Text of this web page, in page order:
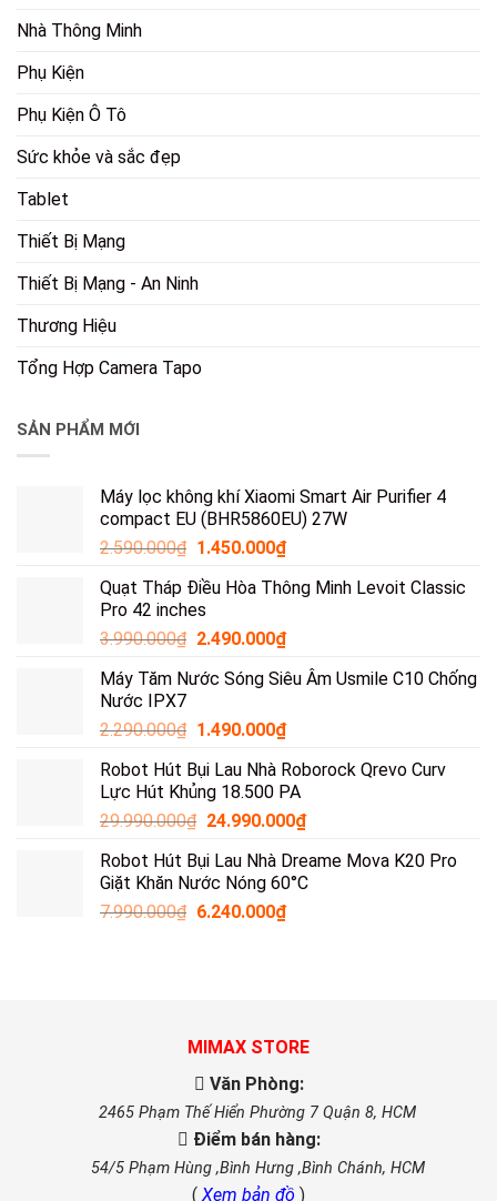
Nhà Thông Minh
Phụ Kiện
Phụ Kiện Ô Tô
Sức khỏe và sắc đẹp
Tablet
Thiết Bị Mạng
Thiết Bị Mạng - An Ninh
Thương Hiệu
Tổng Hợp Camera Tapo
SẢN PHẨM MỚI
Máy lọc không khí Xiaomi Smart Air Purifier 4
compact EU (BHR5860EU) 27W
2.590.000₫ 1.450.000₫
Quạt Tháp Điều Hòa Thông Minh Levoit Classic
Pro 42 inches
3.990.000₫ 2.490.000₫
Máy Tăm Nước Sóng Siêu Âm Usmile C10 Chống
Nước IPX7
2.290.000₫ 1.490.000₫
Robot Hút Bụi Lau Nhà Roborock Qrevo Curv
Lực Hút Khủng 18.500 PA
29.990.000₫ 24.990.000₫
Robot Hút Bụi Lau Nhà Dreame Mova K20 Pro
Giặt Khăn Nước Nóng 60°C
7.990.000₫ 6.240.000₫
MIMAX STORE
Văn Phòng:
2465 Phạm Thế Hiển Phường 7 Quận 8, HCM
Điểm bán hàng:
54/5 Phạm Hùng ,Bình Hưng ,Bình Chánh, HCM
( Xem bản đồ )